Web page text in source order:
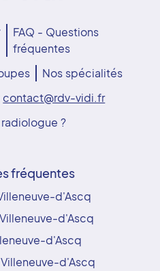
FAQ - Questions
fréquentes
Nos spécialités
contact@rdv-vidi.fr
?
fréquentes
d'Ascq
d'Ascq
d'Ascq
d'Ascq